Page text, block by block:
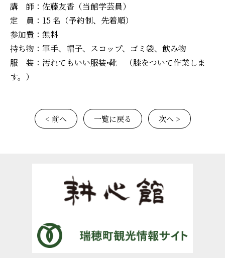
講 師：佐藤友香（当館学芸員）
定 員：15 名（予約制、先着順）
参加費：無料
持ち物：軍手、帽子、スコップ、ゴミ袋、飲み物
服 装：汚れてもいい服装•靴 （膝をついて作業しま
す。）
< 前へ 一覧に戻る 次へ >